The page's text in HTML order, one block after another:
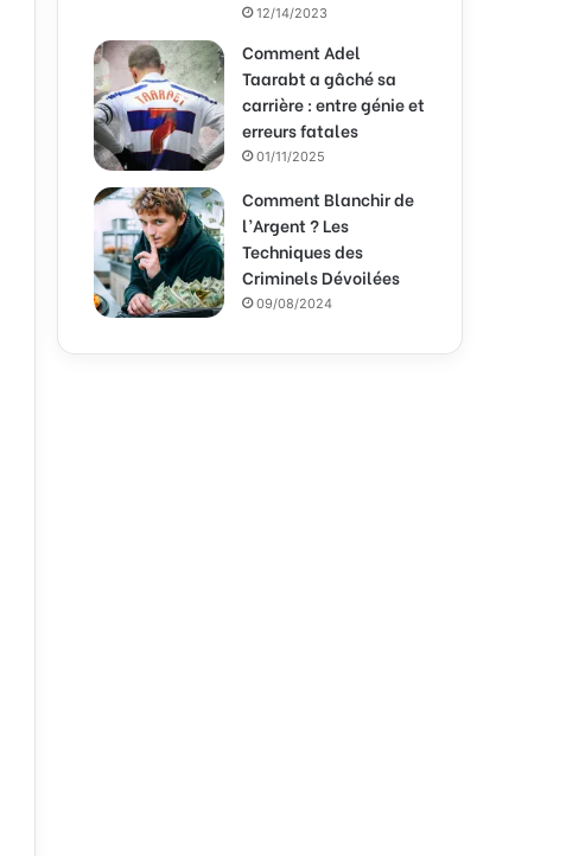
12/14/2023
Comment Adel
Taarabt a gâché sa
carrière : entre génie et
erreurs fatales
01/11/2025
Comment Blanchir de
l’Argent ? Les
Techniques des
Criminels Dévoilées
09/08/2024